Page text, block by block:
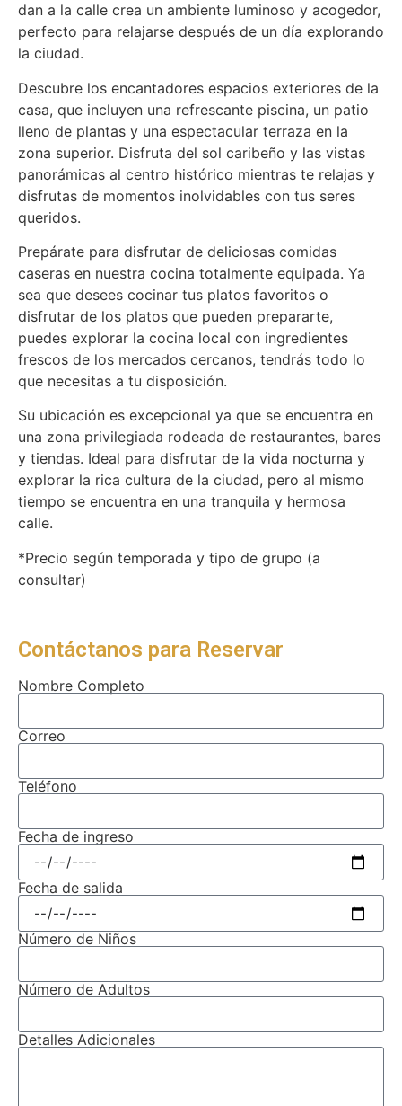
dan a la calle crea un ambiente luminoso y acogedor,
perfecto para relajarse después de un día explorando
la ciudad.
Descubre los encantadores espacios exteriores de la
casa, que incluyen una refrescante piscina, un patio
lleno de plantas y una espectacular terraza en la
zona superior. Disfruta del sol caribeño y las vistas
panorámicas al centro histórico mientras te relajas y
disfrutas de momentos inolvidables con tus seres
queridos.
Prepárate para disfrutar de deliciosas comidas
caseras en nuestra cocina totalmente equipada. Ya
sea que desees cocinar tus platos favoritos o
disfrutar de los platos que pueden prepararte,
puedes explorar la cocina local con ingredientes
frescos de los mercados cercanos, tendrás todo lo
que necesitas a tu disposición.
Su ubicación es excepcional ya que se encuentra en
una zona privilegiada rodeada de restaurantes, bares
y tiendas. Ideal para disfrutar de la vida nocturna y
explorar la rica cultura de la ciudad, pero al mismo
tiempo se encuentra en una tranquila y hermosa
calle.
*Precio según temporada y tipo de grupo (a
consultar)
Contáctanos para Reservar
Nombre Completo
Correo
Teléfono
Fecha de ingreso
Fecha de salida
Número de Niños
Número de Adultos
Detalles Adicionales